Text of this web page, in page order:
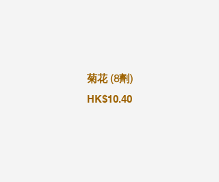
菊花 (8劑)
HK$10.40